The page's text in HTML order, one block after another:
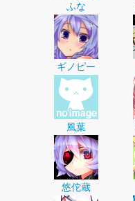
ふな
ギノピー
風葉
悠佗蔵